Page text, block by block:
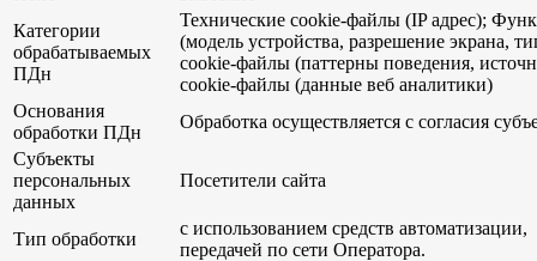
Категории
обрабатываемых
ПДн
Технические cookie-файлы (IP адрес);
(модель устройства, разрешение экрана,
cookie-файлы (паттерны поведения,
cookie-файлы (данные веб аналитики)
Основания
обработки ПДн
Обработка осуществляется с согласия
Субъекты
персональных
данных
Посетители сайта
Тип обработки
с использованием средств
передачей по сети Оператора.